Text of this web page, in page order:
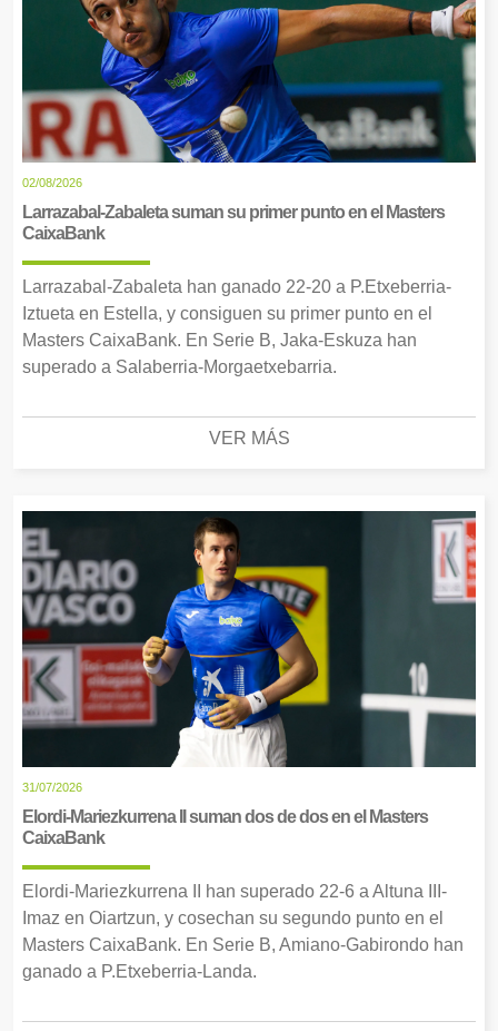
02/08/2026
Larrazabal-Zabaleta suman su primer punto en el Masters
CaixaBank
Larrazabal-Zabaleta han ganado 22-20 a P.Etxeberria-
Iztueta en Estella, y consiguen su primer punto en el
Masters CaixaBank. En Serie B, Jaka-Eskuza han
superado a Salaberria-Morgaetxebarria.
VER MÁS
31/07/2026
Elordi-Mariezkurrena II suman dos de dos en el Masters
CaixaBank
Elordi-Mariezkurrena II han superado 22-6 a Altuna III-
Imaz en Oiartzun, y cosechan su segundo punto en el
Masters CaixaBank. En Serie B, Amiano-Gabirondo han
ganado a P.Etxeberria-Landa.